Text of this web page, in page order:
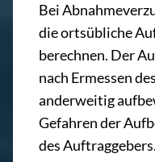
Bei
die ortsübliche
berechnen. Der
nach Ermessen
anderweitig
Gefahren der
des Auftraggebers.